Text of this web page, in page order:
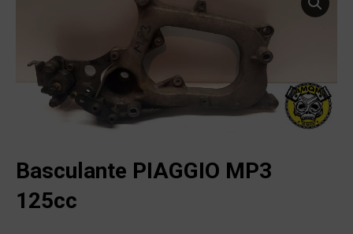
Basculante PIAGGIO MP3
125cc